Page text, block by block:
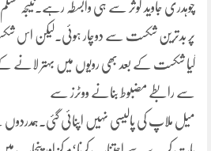
چوہدری جاوید کوثر سے ہی وابسطہ رہے۔نتیجہ
پر بدترین شکست سے دوچار ہوئی۔لیکن اس
گیا شکست کے بعد بھی رویوں میں بہتر لانے
سے رابطے مضبوط بنانے ووٹرز سے
میل ملاپ کی پالیسی نہیں اپنائی